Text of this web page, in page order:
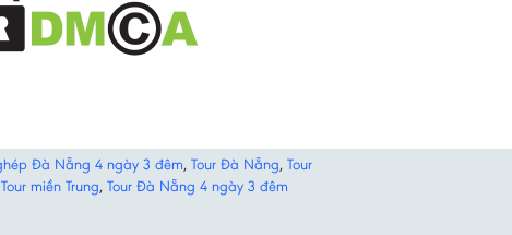
Đà Nẵng 4 ngày 3 đêm, Tour Đà Nẵng, Tour
Tour miền Trung, Tour Đà Nẵng 4 ngày 3 đêm